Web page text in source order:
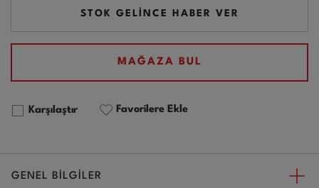
STOK GELİNCE HABER VER
MAĞAZA BUL
Karşılaştır Favorilere Ekle
GENEL BİLGİLER